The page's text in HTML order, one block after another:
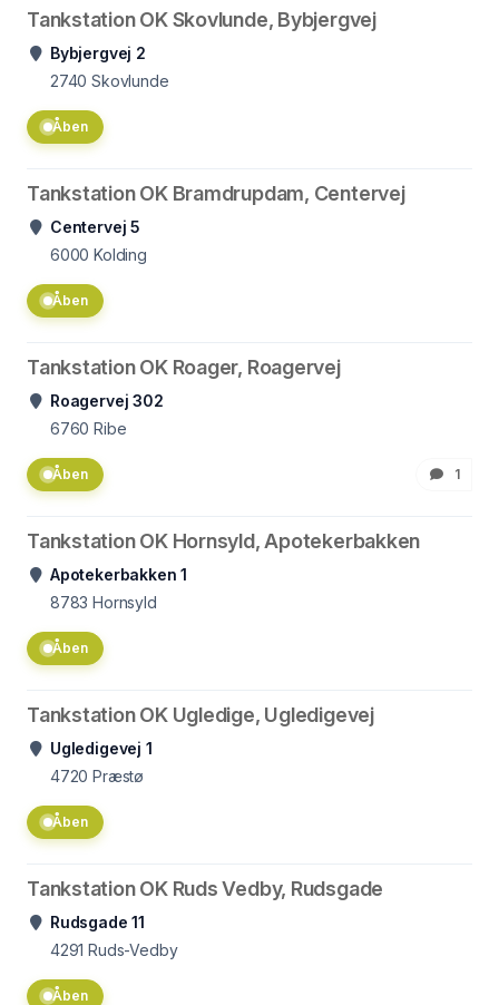
Tankstation OK Skovlunde, Bybjergvej
Bybjergvej 2
2740 Skovlunde
Åben
Tankstation OK Bramdrupdam, Centervej
Centervej 5
6000 Kolding
Åben
Tankstation OK Roager, Roagervej
Roagervej 302
6760 Ribe
Åben 1
Tankstation OK Hornsyld, Apotekerbakken
Apotekerbakken 1
8783 Hornsyld
Åben
Tankstation OK Ugledige, Ugledigevej
Ugledigevej 1
4720 Præstø
Åben
Tankstation OK Ruds Vedby, Rudsgade
Rudsgade 11
4291 Ruds-Vedby
Åben